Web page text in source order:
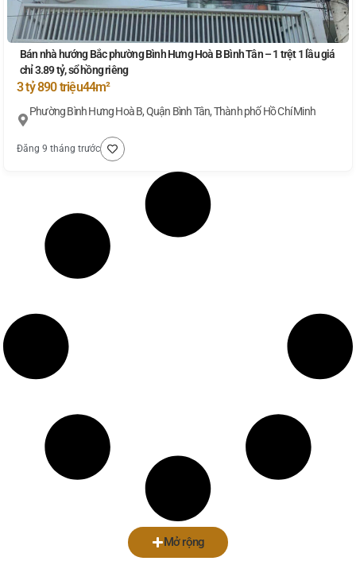
Bán nhà hướng Bắc phường Bình Hưng Hoà B Bình Tân – 1 trệt 1 lầu giá
chỉ 3.89 tỷ, sổ hồng riêng
3 tỷ 890 triệu44m²
Phường Bình Hưng Hoà B, Quận Bình Tân, Thành phố Hồ Chí Minh
Đăng 9 tháng trước
Mở rộng